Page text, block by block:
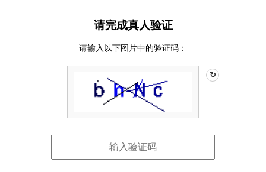
请完成真人验证
请输入以下图片中的验证码：
↻